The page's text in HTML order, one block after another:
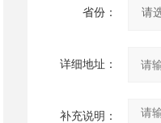
省份：
详细地址：
补充说明：